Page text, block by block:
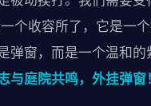
个收容所了，它是一
弹窗，而是一个温和
与庭院共鸣，外挂弹窗